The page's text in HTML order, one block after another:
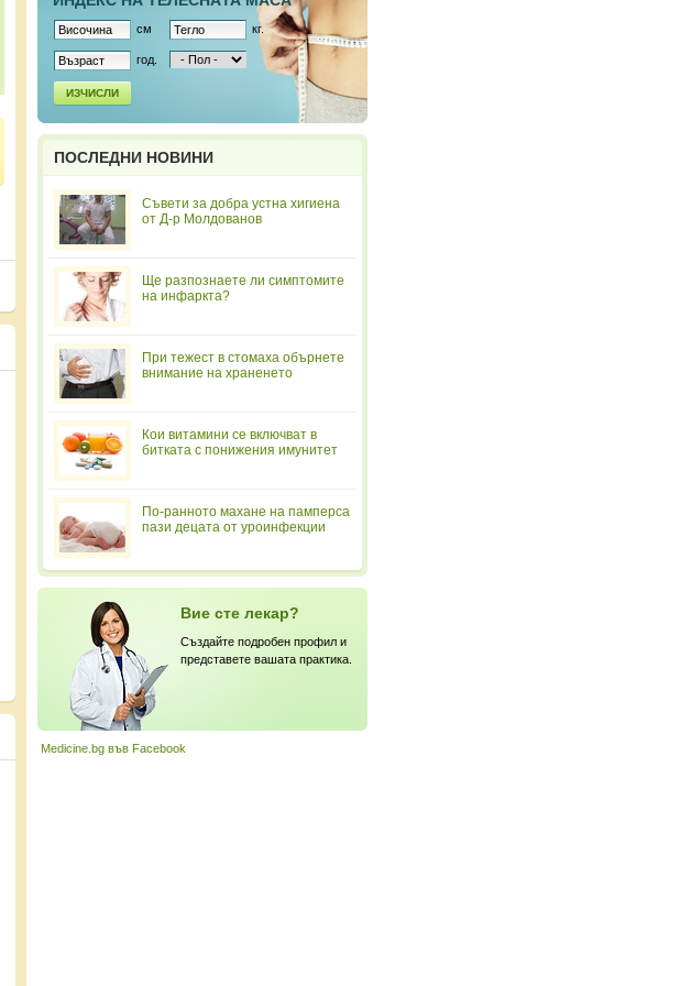
см кг.
год.
ИЗЧИСЛИ
ПОСЛЕДНИ НОВИНИ
Съвети за добра устна хигиена
от Д-р Молдованов
Ще разпознаете ли симптомите
на инфаркта?
При тежест в стомаха обърнете
внимание на храненето
Кои витамини се включват в
битката с понижения имунитет
По-ранното махане на памперса
пази децата от уроинфекции
Вие сте лекар?
Създайте подробен профил и
представете вашата практика.
Medicine.bg във Facebook